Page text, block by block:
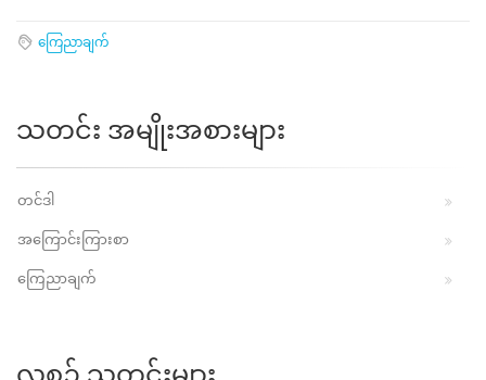
ကြေညာချက်
သတင်း အမျိုးအစားများ
တင်ဒါ
အကြောင်းကြားစာ
ကြေညာချက်